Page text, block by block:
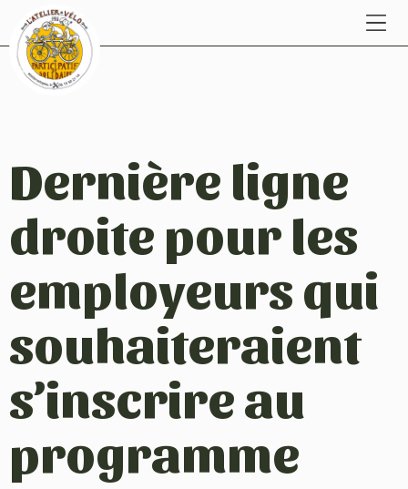
Dernière ligne
droite pour les
employeurs qui
souhaiteraient
s’inscrire au
programme